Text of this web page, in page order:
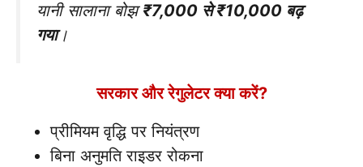
यानी सालाना बोझ₹7,000 से ₹10,000 बढ़
गया।
सरकार और रेगुलेटर क्या करें?
प्रीमियम वृद्धि पर नियंत्रण
बिना अनुमति राइडर रोकना